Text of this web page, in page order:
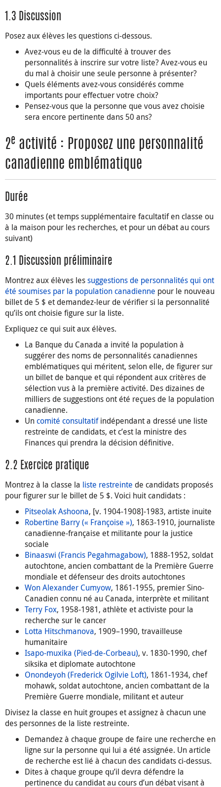
1.3 Discussion
Posez aux élèves les questions ci-dessous.
Avez-vous eu de la difficulté à trouver des
personnalités à inscrire sur votre liste? Avez-vous eu
du mal à choisir une seule personne à présenter?
Quels éléments avez-vous considérés comme
importants pour effectuer votre choix?
Pensez-vous que la personne que vous avez choisie
sera encore pertinente dans 50 ans?
2e activité : Proposez une personnalité
canadienne emblématique
Durée
30 minutes (et temps supplémentaire facultatif en classe ou
à la maison pour les recherches, et pour un débat au cours
suivant)
2.1 Discussion préliminaire
Montrez aux élèves lessuggestions de personnalités qui ont
été soumises par la population canadienne pour le nouveau
billet de 5 $ et demandez-leur de vérifier si la personnalité
qu’ils ont choisie figure sur la liste.
Expliquez ce qui suit aux élèves.
La Banque du Canada a invité la population à
suggérer des noms de personnalités canadiennes
emblématiques qui méritent, selon elle, de figurer sur
un billet de banque et qui répondent aux critères de
sélection vus à la première activité. Des dizaines de
milliers de suggestions ont été reçues de la population
canadienne.
Un comité consultatifindépendant a dressé une liste
restreinte de candidats, et c’est la ministre des
Finances qui prendra la décision définitive.
2.2 Exercice pratique
Montrez à la classe la liste restreinte de candidats proposés
pour figurer sur le billet de 5 $. Voici huit candidats :
Pitseolak Ashoona, [v. 1904-1908]-1983, artiste inuite
Robertine Barry (« Françoise »), 1863-1910, journaliste
canadienne-française et militante pour la justice
sociale
Binaaswi (Francis Pegahmagabow), 1888-1952, soldat
autochtone, ancien combattant de la Première Guerre
mondiale et défenseur des droits autochtones
Won Alexander Cumyow, 1861-1955, premier Sino-
Canadien connu né au Canada, interprète et militant
Terry Fox, 1958-1981, athlète et activiste pour la
recherche sur le cancer
Lotta Hitschmanova, 1909–1990, travailleuse
humanitaire
Isapo-muxika (Pied-de-Corbeau), v. 1830-1990, chef
siksika et diplomate autochtone
Onondeyoh (Frederick Ogilvie Loft), 1861-1934, chef
mohawk, soldat autochtone, ancien combattant de la
Première Guerre mondiale, militant et auteur
Divisez la classe en huit groupes et assignez à chacun une
des personnes de la liste restreinte.
Demandez à chaque groupe de faire une recherche en
ligne sur la personne qui lui a été assignée. Un article
de recherche est lié à chacun des candidats ci-dessus.
Dites à chaque groupe qu’il devra défendre la
pertinence du candidat au cours d’un débat visant à